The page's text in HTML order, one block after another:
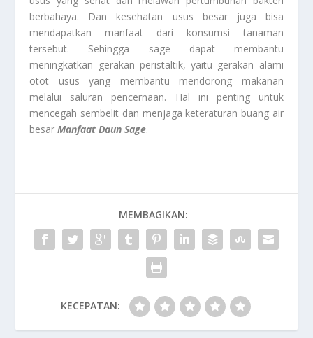
berbahaya. Dan kesehatan usus besar juga bisa
mendapatkan manfaat dari konsumsi tanaman
tersebut. Sehingga sage dapat membantu
meningkatkan gerakan peristaltik, yaitu gerakan alami
otot usus yang membantu mendorong makanan
melalui saluran pencernaan. Hal ini penting untuk
mencegah sembelit dan menjaga keteraturan buang air
besarManfaat Daun Sage.
MEMBAGIKAN:
KECEPATAN: